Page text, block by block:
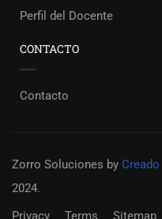
Perfil del Docente
CONTACTO
Contacto
Zorro Soluciones by Creado
2024.
Privacy
Terms Sitemap